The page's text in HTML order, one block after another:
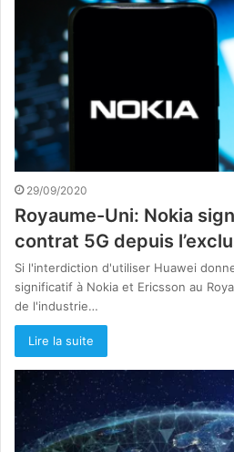
29/09/2020
Royaume-Uni: Nokia
contrat 5G depuis
Si l'interdiction d'utiliser Huawei
significatif à Nokia et Ericsson au
de l'industrie…
Lire la suite